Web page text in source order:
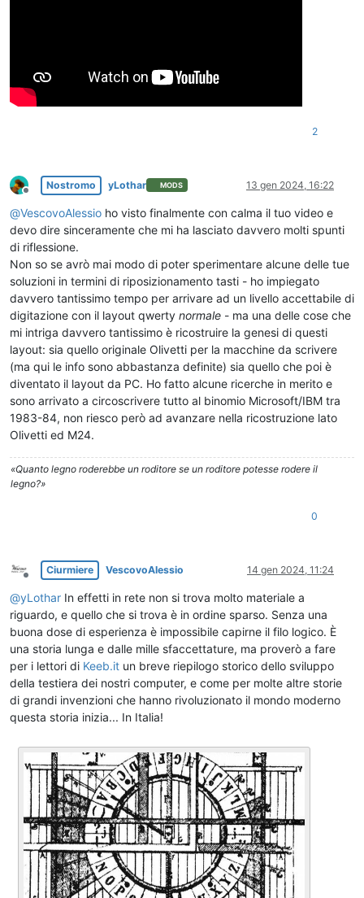
2
Non in linea
Nostromo yLothar MODS 13 gen 2024, 16:22
@VescovoAlessio ho visto finalmente con calma il tuo video e
devo dire sinceramente che mi ha lasciato davvero molti spunti
di riflessione.
Non so se avrò mai modo di poter sperimentare alcune delle tue
soluzioni in termini di riposizionamento tasti - ho impiegato
davvero tantissimo tempo per arrivare ad un livello accettabile di
digitazione con il layout qwerty normale - ma una delle cose che
mi intriga davvero tantissimo è ricostruire la genesi di questi
layout: sia quello originale Olivetti per la macchine da scrivere
(ma qui le info sono abbastanza definite) sia quello che poi è
diventato il layout da PC. Ho fatto alcune ricerche in merito e
sono arrivato a circoscrivere tutto al binomio Microsoft/IBM tra
1983-84, non riesco però ad avanzare nella ricostruzione lato
Olivetti ed M24.
«Quanto legno roderebbe un roditore se un roditore potesse rodere il
legno?»
0
Non in linea
Ciurmiere VescovoAlessio 14 gen 2024, 11:24
@yLothar In effetti in rete non si trova molto materiale a
riguardo, e quello che si trova è in ordine sparso. Senza una
buona dose di esperienza è impossibile capirne il filo logico. È
una storia lunga e dalle mille sfaccettature, ma proverò a fare
per i lettori di Keeb.it un breve riepilogo storico dello sviluppo
della testiera dei nostri computer, e come per molte altre storie
di grandi invenzioni che hanno rivoluzionato il mondo moderno
questa storia inizia... In Italia!